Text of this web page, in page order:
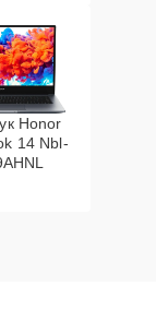
Honor
14 Nbl-